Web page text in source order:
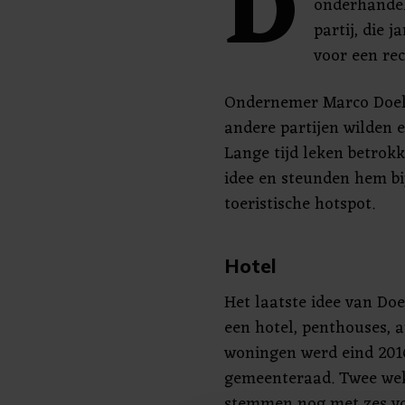
partij, die
voor een
Ondernemer Marco
andere partijen wilden
Lange tijd leken
idee en steunden hem
toeristische hotspot.
Hotel
Het laatste idee van
een hotel, penthouses,
woningen werd eind
gemeenteraad. Twee